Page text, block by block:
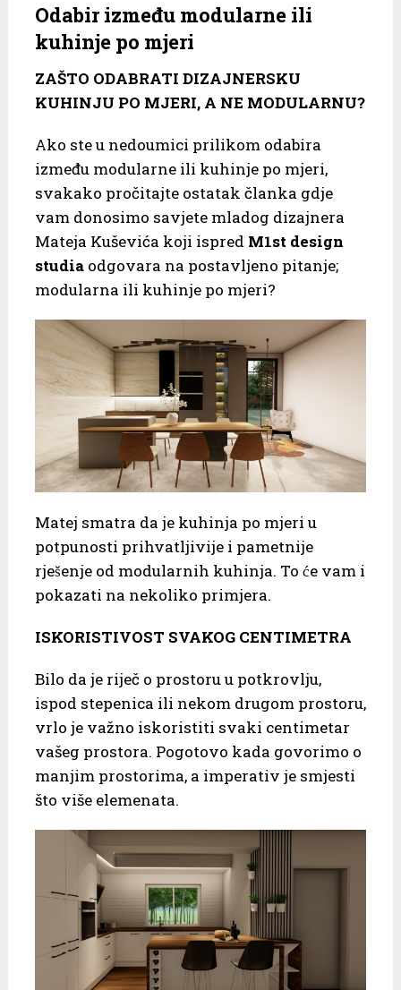
Odabir između modularne ili
kuhinje po mjeri
ZAŠTO ODABRATI DIZAJNERSKU
KUHINJU PO MJERI, A NE MODULARNU?
Ako ste u nedoumici prilikom odabira
između modularne ili kuhinje po mjeri,
svakako pročitajte ostatak članka gdje
vam donosimo savjete mladog dizajnera
Mateja Kuševića koji ispred M1st design
studiaodgovara na postavljeno pitanje;
modularna ili kuhinje po mjeri?
Matej smatra da je kuhinja po mjeri u
potpunosti prihvatljivije i pametnije
rješenje od modularnih kuhinja. To će vam i
pokazati na nekoliko primjera.
ISKORISTIVOST SVAKOG CENTIMETRA
Bilo da je riječ o prostoru u potkrovlju,
ispod stepenica ili nekom drugom prostoru,
vrlo je važno iskoristiti svaki centimetar
vašeg prostora. Pogotovo kada govorimo o
manjim prostorima, a imperativ je smjesti
što više elemenata.